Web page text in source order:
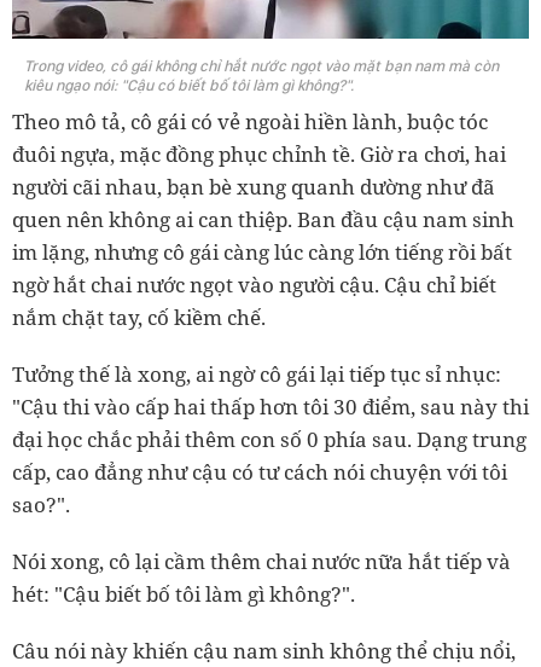
Trong video, cô gái không chỉ hắt nước ngọt vào mặt bạn nam mà còn
kiêu ngạo nói: "Cậu có biết bố tôi làm gì không?".
Theo mô tả, cô gái có vẻ ngoài hiền lành, buộc tóc
đuôi ngựa, mặc đồng phục chỉnh tề. Giờ ra chơi, hai
người cãi nhau, bạn bè xung quanh dường như đã
quen nên không ai can thiệp. Ban đầu cậu nam sinh
im lặng, nhưng cô gái càng lúc càng lớn tiếng rồi bất
ngờ hắt chai nước ngọt vào người cậu. Cậu chỉ biết
nắm chặt tay, cố kiềm chế.
Tưởng thế là xong, ai ngờ cô gái lại tiếp tục sỉ nhục:
"Cậu thi vào cấp hai thấp hơn tôi 30 điểm, sau này thi
đại học chắc phải thêm con số 0 phía sau. Dạng trung
cấp, cao đẳng như cậu có tư cách nói chuyện với tôi
sao?".
Nói xong, cô lại cầm thêm chai nước nữa hắt tiếp và
hét: "Cậu biết bố tôi làm gì không?".
Câu nói này khiến cậu nam sinh không thể chịu nổi,